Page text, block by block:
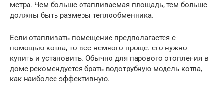
метра. Чем больше отапливаемая площадь, тем больше
должны быть размеры теплообменника.
Если отапливать помещение предполагается с
помощью котла, то все немного проще: его нужно
купить и установить. Обычно для парового отопления в
доме рекомендуется брать водотрубную модель котла,
как наиболее эффективную.